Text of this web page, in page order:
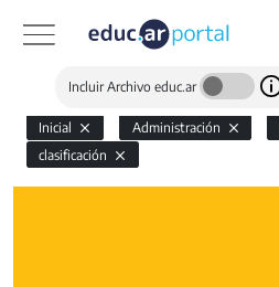
Incluir Archivo educ.ar
Inicial Administración
clasificación